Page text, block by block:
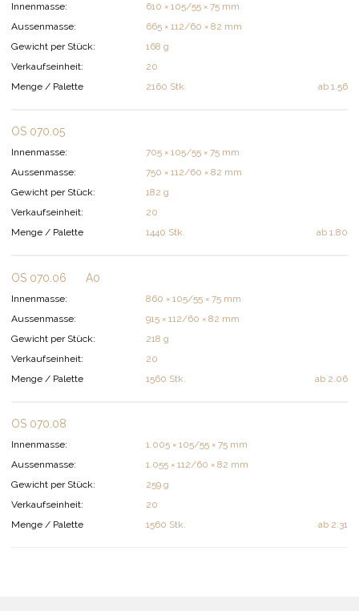
ab 1.56
Innenmasse:
610 × 105/55 × 75 mm
Aussenmasse:
665 × 112/60 × 82 mm
Gewicht per Stück:
168 g
Verkaufseinheit:
20
Menge / Palette
2160 Stk.
ab 1.80
OS 070.05
Innenmasse:
705 × 105/55 × 75 mm
Aussenmasse:
750 × 112/60 × 82 mm
Gewicht per Stück:
182 g
Verkaufseinheit:
20
Menge / Palette
1440 Stk.
ab 2.06
OS 070.06 A0
Innenmasse:
860 × 105/55 × 75 mm
Aussenmasse:
915 × 112/60 × 82 mm
Gewicht per Stück:
218 g
Verkaufseinheit:
20
Menge / Palette
1560 Stk.
ab 2.31
OS 070.08
Innenmasse:
1.005 × 105/55 × 75 mm
Aussenmasse:
1.055 × 112/60 × 82 mm
Gewicht per Stück:
259 g
Verkaufseinheit:
20
Menge / Palette
1560 Stk.